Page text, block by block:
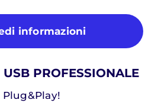
informazioni
PROFESSIONALE